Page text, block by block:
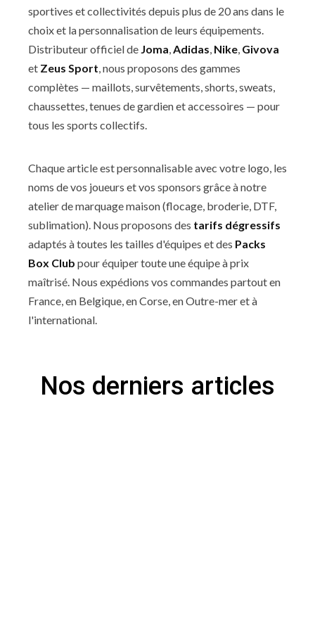
sportives et collectivités depuis plus de 20 ans dans le
choix et la personnalisation de leurs équipements.
Distributeur officiel de Joma,Adidas, Nike, Givova
et Zeus Sport, nous proposons des gammes
complètes — maillots, survêtements, shorts, sweats,
chaussettes, tenues de gardien et accessoires — pour
tous les sports collectifs.
Chaque article est personnalisable avec votre logo, les
noms de vos joueurs et vos sponsors grâce à notre
atelier de marquage maison (flocage, broderie, DTF,
sublimation). Nous proposons des tarifs dégressifs
adaptés à toutes les tailles d'équipes et des Packs
Box Club pour équiper toute une équipe à prix
maîtrisé. Nous expédions vos commandes partout en
France, en Belgique, en Corse, en Outre-mer et à
l'international.
Nos derniers articles